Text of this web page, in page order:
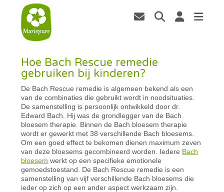
Hoe Bach Rescue remedie
gebruiken bij kinderen?
De Bach Rescue remedie is algemeen bekend als een
van de combinaties die gebruikt wordt in noodsituaties.
De samenstelling is persoonlijk ontwikkeld door dr.
Edward Bach. Hij was de grondlegger van de Bach
bloesem therapie. Binnen de Bach bloesem therapie
wordt er gewerkt met 38 verschillende Bach bloesems.
Om een goed effect te bekomen dienen maximum zeven
van deze bloesems gecombineerd worden. Iedere Bach
bloesem werkt op een specifieke emotionele
gemoedstoestand. De Bach Rescue remedie is een
samenstelling van vijf verschillende Bach bloesems die
ieder op zich op een ander aspect werkzaam zijn.